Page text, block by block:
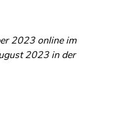
2023 online im
2023 in der